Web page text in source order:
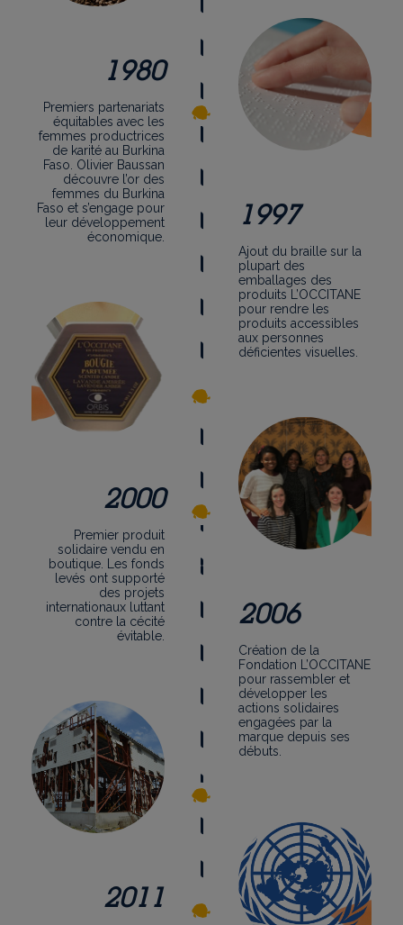
1980
Premiers partenariats
équitables avec les
femmes productrices
de karité au Burkina
Faso. Olivier Baussan
découvre l’or des
femmes du Burkina
Faso et s’engage pour
leur développement
économique.
2000
Premier produit
solidaire vendu en
boutique. Les fonds
levés ont supporté
des projets
internationaux luttant
contre la cécité
évitable.
2011
1997
Ajout du braille sur la
plupart des
emballages des
produits L’OCCITANE
pour rendre les
produits accessibles
aux personnes
déficientes visuelles.
2006
Création de la
Fondation L’OCCITANE
pour rassembler et
développer les
actions solidaires
engagées par la
marque depuis ses
débuts.